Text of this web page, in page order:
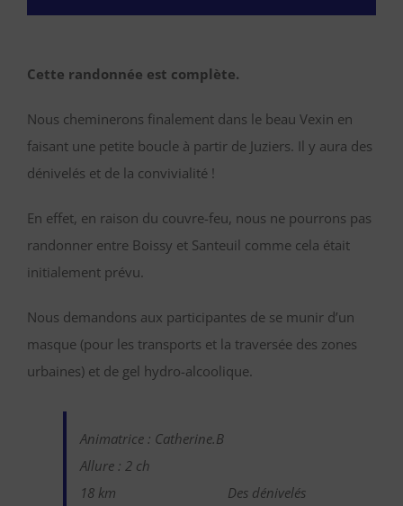
Cette randonnée est complète.
Nous cheminerons finalement dans le beau Vexin en
faisant une petite boucle à partir de Juziers. Il y aura des
dénivelés et de la convivialité !
En effet, en raison du couvre-feu, nous ne pourrons pas
randonner entre Boissy et Santeuil comme cela était
initialement prévu.
Nous demandons aux participantes de se munir d’un
masque (pour les transports et la traversée des zones
urbaines) et de gel hydro-alcoolique.
Animatrice : Catherine.B
Allure : 2 ch
18 km
Des dénivelés